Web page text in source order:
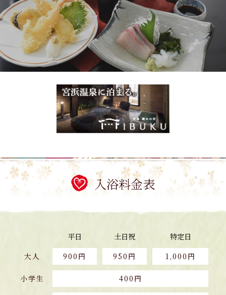
入浴料金表
平日 土日祝
特定日
大人
900円 950円 1,000円
小学生 400円